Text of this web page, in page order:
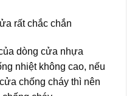
rất chắc chắn
dòng cửa nhựa
nhiệt không cao, nếu
chống cháy thì nên